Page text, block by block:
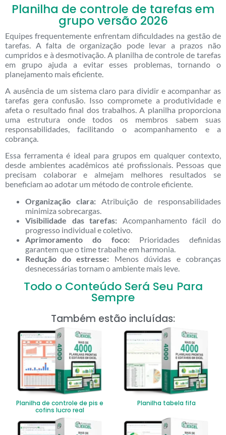
Planilha de controle de tarefas em
grupo versão 2026
Equipes frequentemente enfrentam dificuldades na gestão de
tarefas. A falta de organização pode levar a prazos não
cumpridos e à desmotivação. A planilha de controle de tarefas
em grupo ajuda a evitar esses problemas, tornando o
planejamento mais eficiente.
A ausência de um sistema claro para dividir e acompanhar as
tarefas gera confusão. Isso compromete a produtividade e
afeta o resultado final dos trabalhos. A planilha proporciona
uma estrutura onde todos os membros sabem suas
responsabilidades, facilitando o acompanhamento e a
cobrança.
Essa ferramenta é ideal para grupos em qualquer contexto,
desde ambientes acadêmicos até profissionais. Pessoas que
precisam colaborar e almejam melhores resultados se
beneficiam ao adotar um método de controle eficiente.
Organização clara: Atribuição de responsabilidades
minimiza sobrecargas.
Visibilidade das tarefas: Acompanhamento fácil do
progresso individual e coletivo.
Aprimoramento do foco:Prioridades definidas
garantem que o time trabalhe em harmonia.
Redução do estresse: Menos dúvidas e cobranças
desnecessárias tornam o ambiente mais leve.
Todo o Conteúdo Será Seu Para
Sempre
Também estão incluídas:
Planilha de controle de pis e
cofins lucro real
Planilha tabela fifa